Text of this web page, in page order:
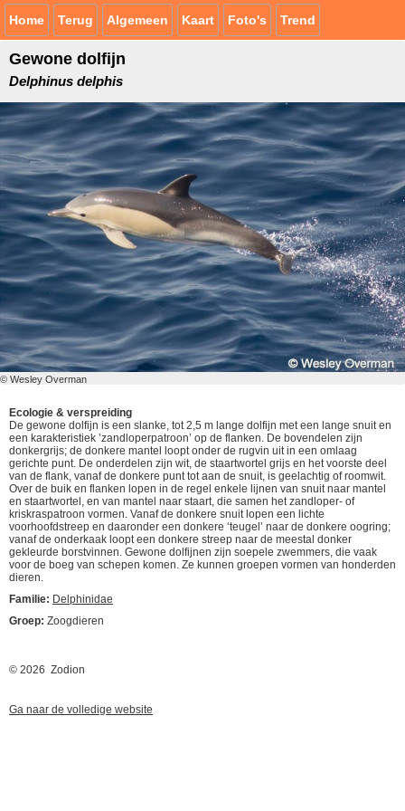
Home Terug Algemeen Kaart Foto's Trend
Gewone dolfijn
Delphinus delphis
© Wesley Overman
Ecologie & verspreiding
De gewone dolfijn is een slanke, tot 2,5 m lange dolfijn met een lange snuit en
een karakteristiek ’zandloperpatroon’ op de flanken. De bovendelen zijn
donkergrijs; de donkere mantel loopt onder de rugvin uit in een omlaag
gerichte punt. De onderdelen zijn wit, de staartwortel grijs en het voorste deel
van de flank, vanaf de donkere punt tot aan de snuit, is geelachtig of roomwit.
Over de buik en flanken lopen in de regel enkele lijnen van snuit naar mantel
en staartwortel, en van mantel naar staart, die samen het zandloper- of
kriskraspatroon vormen. Vanaf de donkere snuit lopen een lichte
voorhoofdstreep en daaronder een donkere ‘teugel’ naar de donkere oogring;
vanaf de onderkaak loopt een donkere streep naar de meestal donker
gekleurde borstvinnen. Gewone dolfijnen zijn soepele zwemmers, die vaak
voor de boeg van schepen komen. Ze kunnen groepen vormen van honderden
dieren.
Familie: Delphinidae
Groep: Zoogdieren
© 2026 Zodion
Ga naar de volledige website